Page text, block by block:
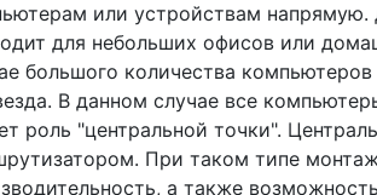
или устройствам напрямую.
для небольших офисов или
большого количества
В данном случае все
роль "центральной точки".
При таком типе
а также